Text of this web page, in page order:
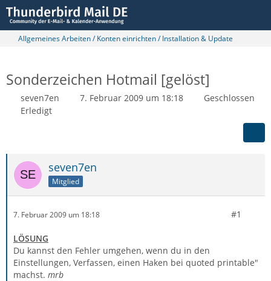
Allgemeines Arbeiten / Konten einrichten / Installation & Update
Sonderzeichen Hotmail [gelöst]
seven7en 7. Februar 2009 um 18:18
Geschlossen
Erledigt
seven7en
Mitglied
7. Februar 2009 um 18:18 #1
LÖSUNG
Du kannst den Fehler umgehen, wenn du in den
Einstellungen, Verfassen, einen Haken bei quoted printable"
machst. mrb